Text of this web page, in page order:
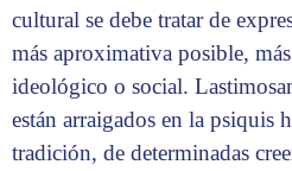
cultural se debe tratar de
más aproximativa posible,
ideológico o social.
están arraigados en la psiquis
tradición, de determinadas